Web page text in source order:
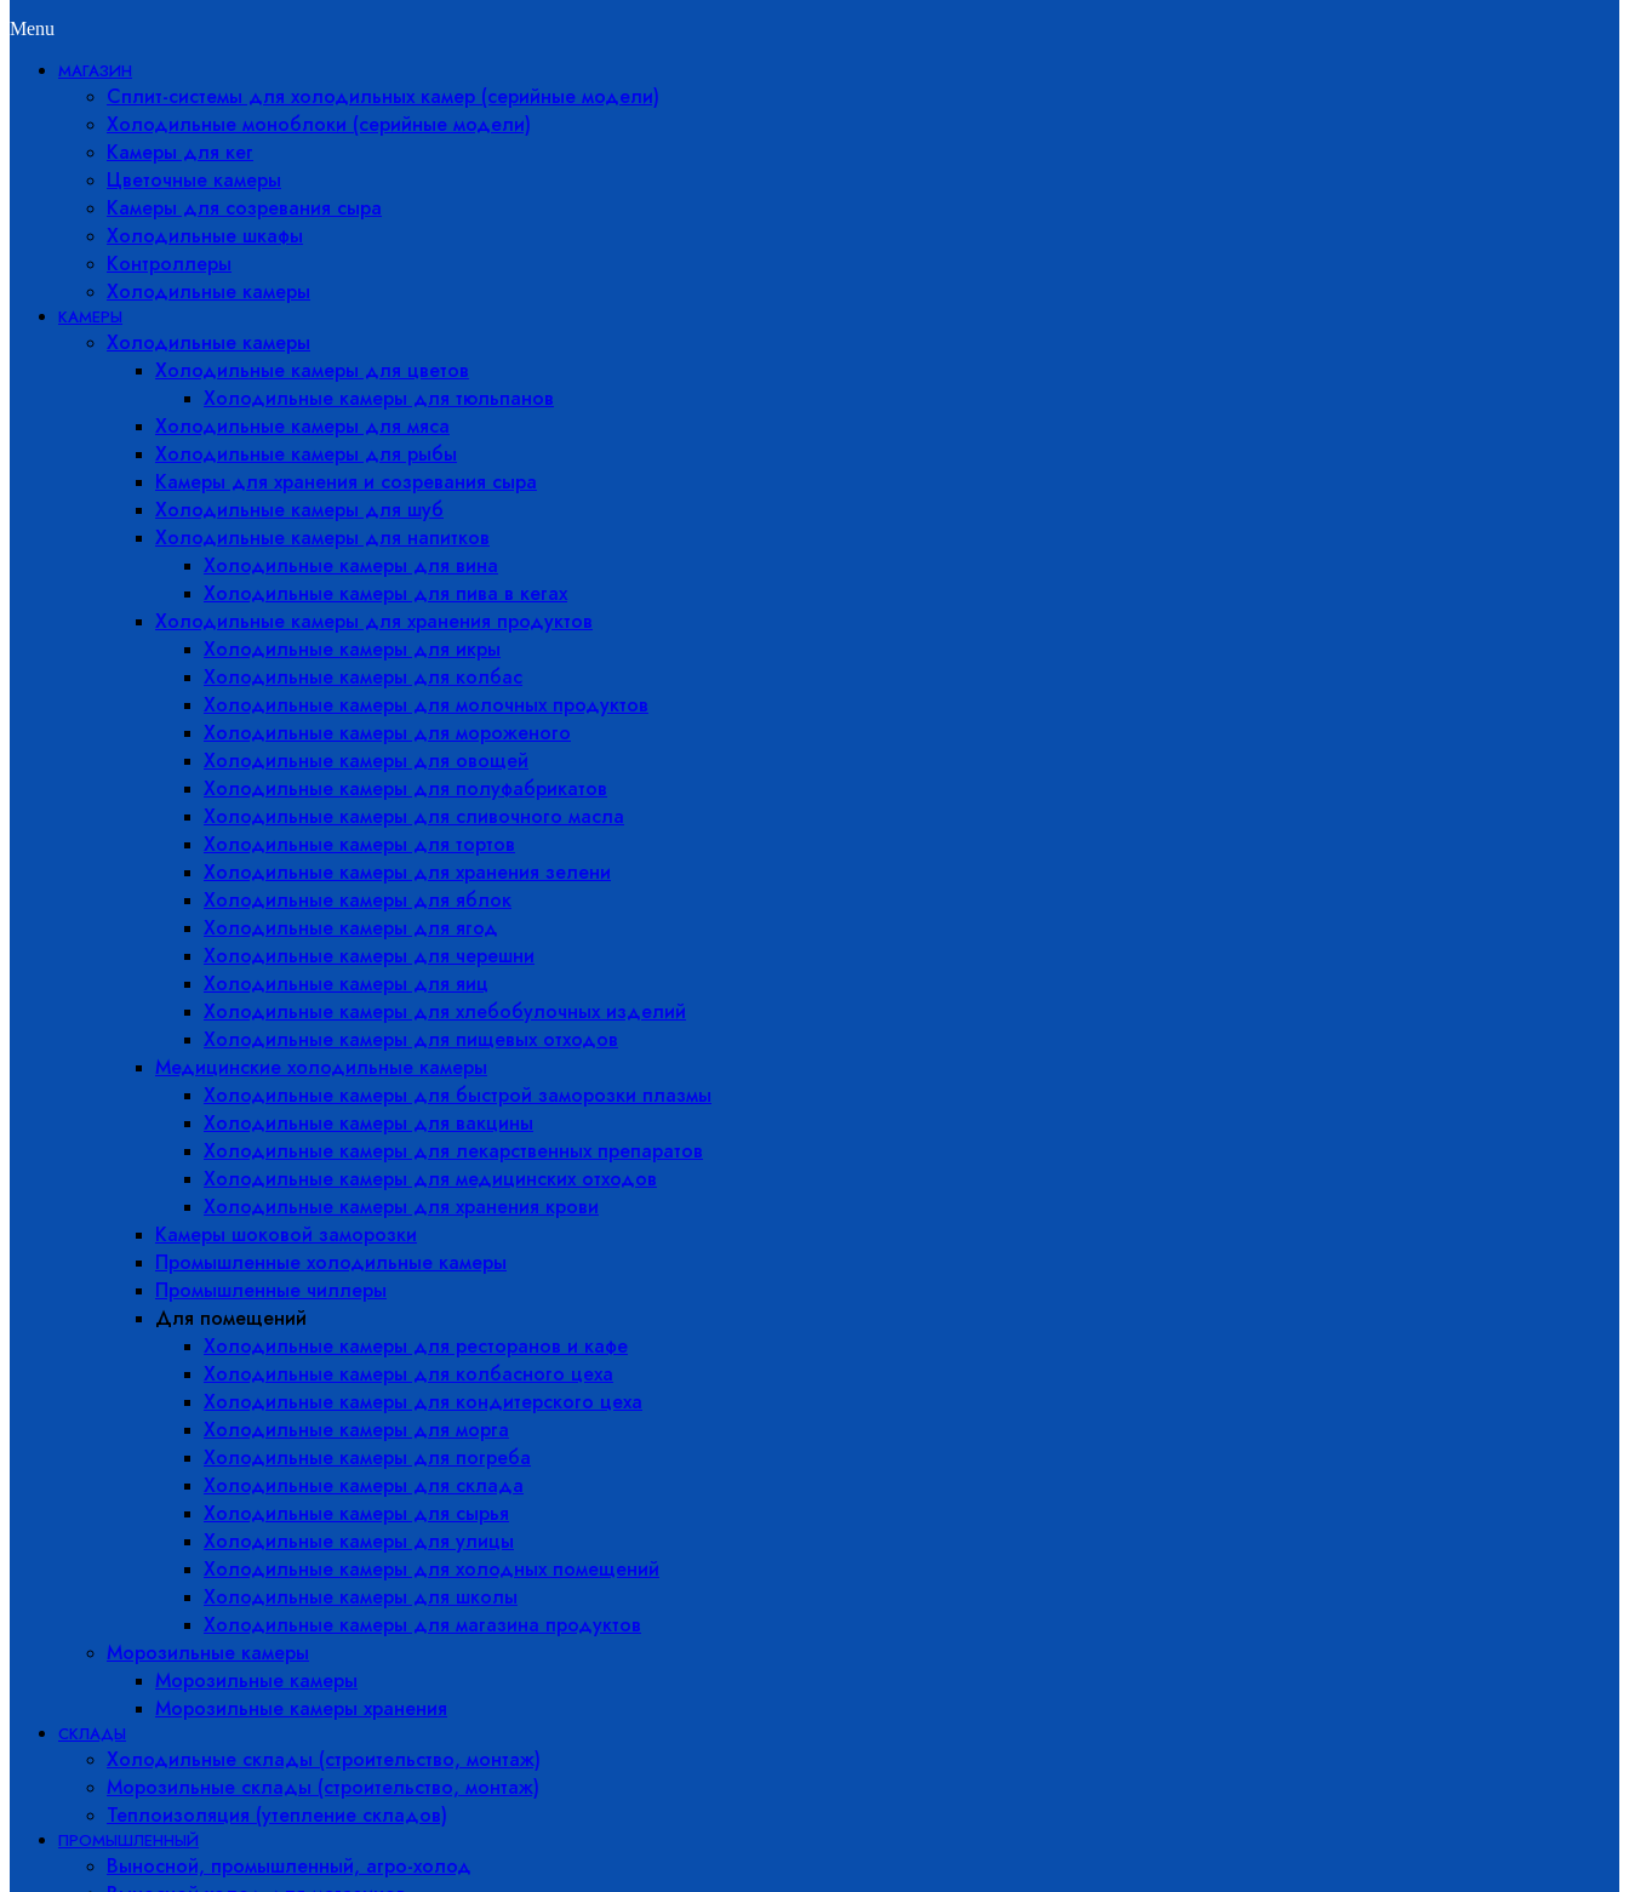
Menu
МАГАЗИН
Сплит-системы для холодильных камер (серийные модели)
Холодильные моноблоки (серийные модели)
Камеры для кег
Цветочные камеры
Камеры для созревания сыра
Холодильные шкафы
Контроллеры
Холодильные камеры
КАМЕРЫ
Холодильные камеры
Холодильные камеры для цветов
Холодильные камеры для тюльпанов
Холодильные камеры для мяса
Холодильные камеры для рыбы
Камеры для хранения и созревания сыра
Холодильные камеры для шуб
Холодильные камеры для напитков
Холодильные камеры для вина
Холодильные камеры для пива в кегах
Холодильные камеры для хранения продуктов
Холодильные камеры для икры
Холодильные камеры для колбас
Холодильные камеры для молочных продуктов
Холодильные камеры для мороженого
Холодильные камеры для овощей
Холодильные камеры для полуфабрикатов
Холодильные камеры для сливочного масла
Холодильные камеры для тортов
Холодильные камеры для хранения зелени
Холодильные камеры для яблок
Холодильные камеры для ягод
Холодильные камеры для черешни
Холодильные камеры для яиц
Холодильные камеры для хлебобулочных изделий
Холодильные камеры для пищевых отходов
Медицинские холодильные камеры
Холодильные камеры для быстрой заморозки плазмы
Холодильные камеры для вакцины
Холодильные камеры для лекарственных препаратов
Холодильные камеры для медицинских отходов
Холодильные камеры для хранения крови
Камеры шоковой заморозки
Промышленные холодильные камеры
Промышленные чиллеры
Для помещений
Холодильные камеры для ресторанов и кафе
Холодильные камеры для колбасного цеха
Холодильные камеры для кондитерского цеха
Холодильные камеры для морга
Холодильные камеры для погреба
Холодильные камеры для склада
Холодильные камеры для сырья
Холодильные камеры для улицы
Холодильные камеры для холодных помещений
Холодильные камеры для школы
Холодильные камеры для магазина продуктов
Морозильные камеры
Морозильные камеры
Морозильные камеры хранения
СКЛАДЫ
Холодильные склады (строительство, монтаж)
Морозильные склады (строительство, монтаж)
Теплоизоляция (утепление складов)
ПРОМЫШЛЕННЫЙ
Выносной, промышленный, агро-холод